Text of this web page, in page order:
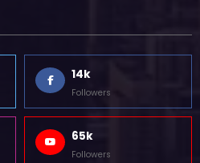
14k
Followers
65k